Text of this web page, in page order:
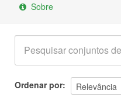
Sobre
Ordenar por